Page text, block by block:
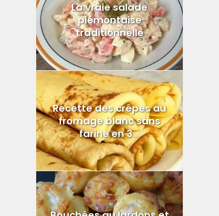
La vraie salade
piémontaise
traditionnelle
Recette des crêpes au
fromage blanc sans
farine en 3...